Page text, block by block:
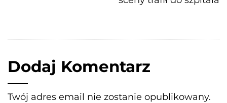
Dodaj Komentarz
Twój adres email nie zostanie opublikowany.